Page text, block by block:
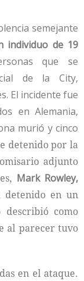
semejante
individuo de 19
que se
de la City,
El incidente fue
en Alemania,
murió y cinco
detenido por la
adjunto
Mark Rowley,
detenido en un
como
al parecer tuvo
en el ataque.